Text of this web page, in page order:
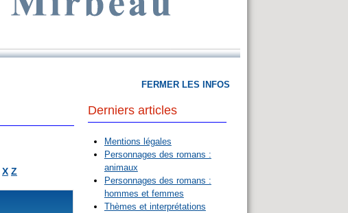
X Z
FERMER LES INFOS
Derniers articles
Mentions légales
Personnages des romans :
animaux
Personnages des romans :
hommes et femmes
Thèmes et interprétations